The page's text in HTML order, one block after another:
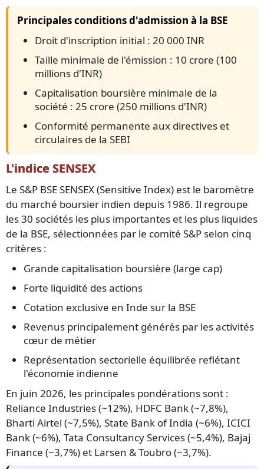
Principales conditions d'admission à la BSE
Droit d'inscription initial : 20 000 INR
Taille minimale de l'émission : 10 crore (100
millions d'INR)
Capitalisation boursière minimale de la
société : 25 crore (250 millions d'INR)
Conformité permanente aux directives et
circulaires de la SEBI
L'indice SENSEX
Le S&P BSE SENSEX (Sensitive Index) est le baromètre
du marché boursier indien depuis 1986. Il regroupe
les 30 sociétés les plus importantes et les plus liquides
de la BSE, sélectionnées par le comité S&P selon cinq
critères :
Grande capitalisation boursière (large cap)
Forte liquidité des actions
Cotation exclusive en Inde sur la BSE
Revenus principalement générés par les activités
cœur de métier
Représentation sectorielle équilibrée reflétant
l'économie indienne
En juin 2026, les principales pondérations sont :
Reliance Industries (~12%), HDFC Bank (~7,8%),
Bharti Airtel (~7,5%), State Bank of India (~6%), ICICI
Bank (~6%), Tata Consultancy Services (~5,4%), Bajaj
Finance (~3,7%) et Larsen & Toubro (~3,7%).